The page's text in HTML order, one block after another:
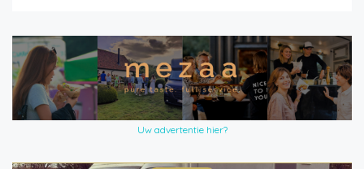
Uw advertentie hier?